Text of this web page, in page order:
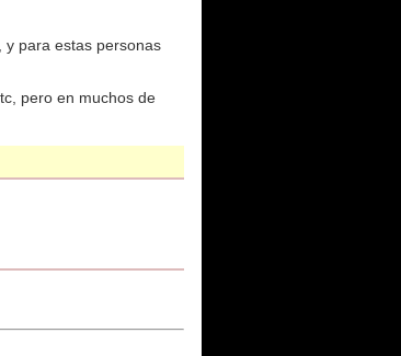
y para estas personas
pero en muchos de